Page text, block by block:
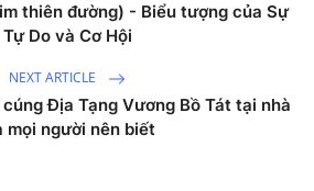
thiên đường) - Biểu tượng của Sự
Tự Do và Cơ Hội
NEXT ARTICLE
Địa Tạng Vương Bồ Tát tại nhà
mọi người nên biết